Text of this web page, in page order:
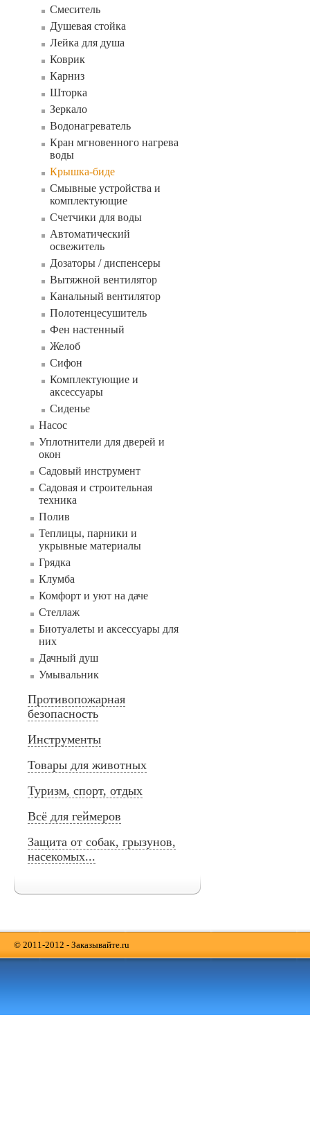
Смеситель
Душевая стойка
Лейка для душа
Коврик
Карниз
Шторка
Зеркало
Водонагреватель
Кран мгновенного нагрева
воды
Крышка-биде
Смывные устройства и
комплектующие
Счетчики для воды
Автоматический
освежитель
Дозаторы / диспенсеры
Вытяжной вентилятор
Канальный вентилятор
Полотенцесушитель
Фен настенный
Желоб
Сифон
Комплектующие и
аксессуары
Сиденье
Насос
Уплотнители для дверей и
окон
Садовый инструмент
Садовая и строительная
техника
Полив
Теплицы, парники и
укрывные материалы
Грядка
Клумба
Комфорт и уют на даче
Стеллаж
Биотуалеты и аксессуары для
них
Дачный душ
Умывальник
Противопожарная
безопасность
Инструменты
Товары для животных
Туризм, спорт, отдых
Всё для геймеров
Защита от собак, грызунов,
насекомых...
© 2011-2012 - Заказывайте.ru